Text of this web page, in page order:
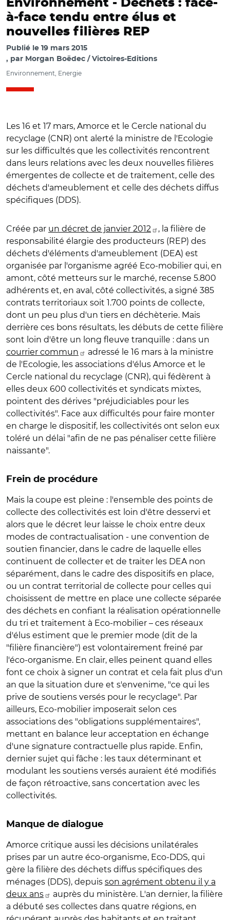
Environnement - Déchets : face-
à-face tendu entre élus et
nouvelles filières REP
Publié le 19 mars 2015
par Morgan Boëdec / Victoires-Editions
Environnement, Energie
Les 16 et 17 mars, Amorce et le Cercle national du
recyclage (CNR) ont alerté la ministre de l'Ecologie
sur les difficultés que les collectivités rencontrent
dans leurs relations avec les deux nouvelles filières
émergentes de collecte et de traitement, celle des
déchets d'ameublement et celle des déchets diffus
spécifiques (DDS).
Créée par un décret de janvier 2012
, la filière de
responsabilité élargie des producteurs (REP) des
déchets d'éléments d'ameublement (DEA) est
organisée par l'organisme agréé Eco-mobilier qui, en
amont, côté metteurs sur le marché, recense 5.800
adhérents et, en aval, côté collectivités, a signé 385
contrats territoriaux soit 1.700 points de collecte,
dont un peu plus d'un tiers en déchèterie. Mais
derrière ces bons résultats, les débuts de cette filière
sont loin d'être un long fleuve tranquille : dans un
courrier commun
adressé le 16 mars à la ministre
de l'Ecologie, les associations d'élus Amorce et le
Cercle national du recyclage (CNR), qui fédèrent à
elles deux 600 collectivités et syndicats mixtes,
pointent des dérives "préjudiciables pour les
collectivités". Face aux difficultés pour faire monter
en charge le dispositif, les collectivités ont selon eux
toléré un délai "afin de ne pas pénaliser cette filière
naissante".
Frein de procédure
Mais la coupe est pleine : l'ensemble des points de
collecte des collectivités est loin d'être desservi et
alors que le décret leur laisse le choix entre deux
modes de contractualisation - une convention de
soutien financier, dans le cadre de laquelle elles
continuent de collecter et de traiter les DEA non
séparément, dans le cadre des dispositifs en place,
ou un contrat territorial de collecte pour celles qui
choisissent de mettre en place une collecte séparée
des déchets en confiant la réalisation opérationnelle
du tri et traitement à Eco-mobilier – ces réseaux
d'élus estiment que le premier mode (dit de la
"filière financière") est volontairement freiné par
l'éco-organisme. En clair, elles peinent quand elles
font ce choix à signer un contrat et cela fait plus d'un
an que la situation dure et s'envenime, "ce qui les
prive de soutiens versés pour le recyclage". Par
ailleurs, Eco-mobilier imposerait selon ces
associations des "obligations supplémentaires",
mettant en balance leur acceptation en échange
d'une signature contractuelle plus rapide. Enfin,
dernier sujet qui fâche : les taux déterminant et
modulant les soutiens versés auraient été modifiés
de façon rétroactive, sans concertation avec les
collectivités.
Manque de dialogue
Amorce critique aussi les décisions unilatérales
prises par un autre éco-organisme, Eco-DDS, qui
gère la filière des déchets diffus spécifiques des
ménages (DDS), depuis son agrément obtenu il y a
deux ans
auprès du ministère. L'an dernier, la filière
a débuté ses collectes dans quatre régions, en